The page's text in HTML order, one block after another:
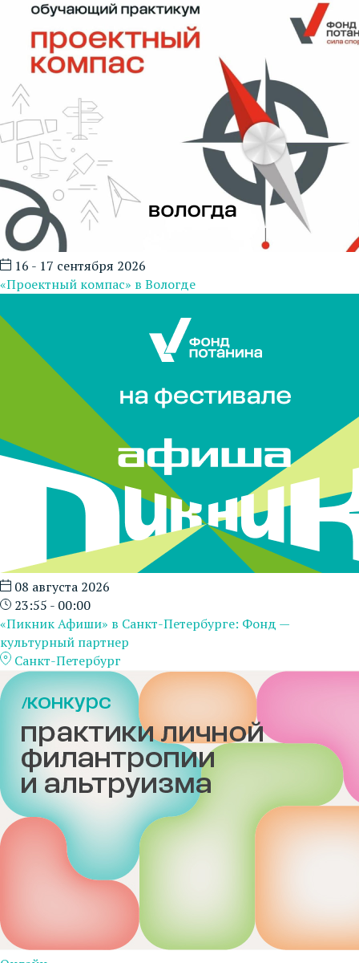
16 - 17 сентября 2026
«Проектный компас» в Вологде
08 августа 2026
23:55 - 00:00
«Пикник Афиши» в Санкт-Петербурге: Фонд —
культурный партнер
Санкт-Петербург